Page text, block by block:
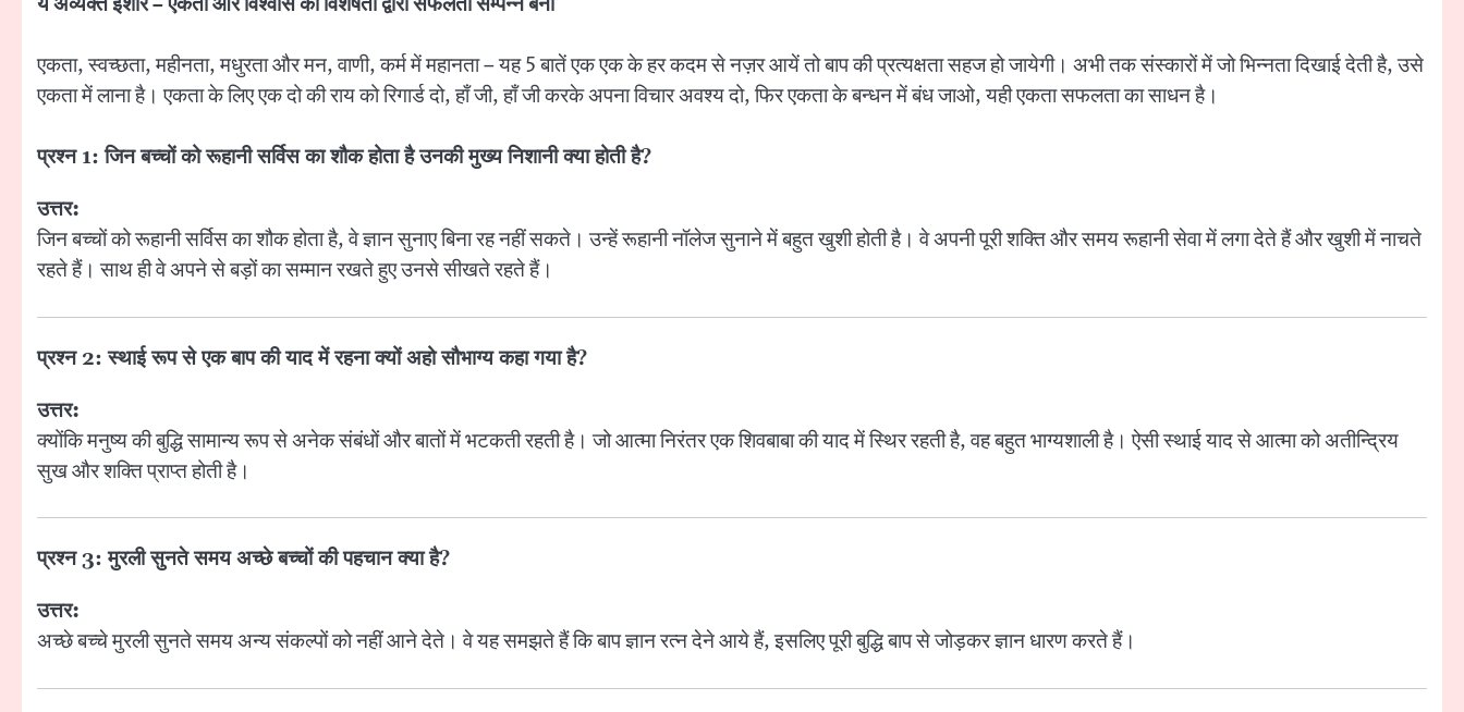
एकता, स्वच्छता, महीनता, मधुरता और मन, वाणी, कर्म में महानता – यह 5 बातें एक एक के हर कदम से नज़र आयें तो बाप की प्रत्यक्षता सहज हो जायेगी। अभी तक संस्कारों में जो भिन्नता दिखाई देती है, उसे
एकता में लाना है। एकता के लिए एक दो की राय को रिगार्ड दो, हाँ जी, हाँ जी करके अपना विचार अवश्य दो, फिर एकता के बन्धन में बंध जाओ, यही एकता सफलता का साधन है।
प्रश्न 1: जिन बच्चों को रूहानी सर्विस का शौक होता है उनकी मुख्य निशानी क्या होती है?
उत्तर:
जिन बच्चों को रूहानी सर्विस का शौक होता है, वे ज्ञान सुनाए बिना रह नहीं सकते। उन्हें रूहानी नॉलेज सुनाने में बहुत खुशी होती है। वे अपनी पूरी शक्ति और समय रूहानी सेवा में लगा देते हैं और खुशी में नाचते
रहते हैं। साथ ही वे अपने से बड़ों का सम्मान रखते हुए उनसे सीखते रहते हैं।
प्रश्न 2: स्थाई रूप से एक बाप की याद में रहना क्यों अहो सौभाग्य कहा गया है?
उत्तर:
क्योंकि मनुष्य की बुद्धि सामान्य रूप से अनेक संबंधों और बातों में भटकती रहती है। जो आत्मा निरंतर एक शिवबाबा की याद में स्थिर रहती है, वह बहुत भाग्यशाली है। ऐसी स्थाई याद से आत्मा को अतीन्द्रिय
सुख और शक्ति प्राप्त होती है।
प्रश्न 3: मुरली सुनते समय अच्छे बच्चों की पहचान क्या है?
उत्तर:
अच्छे बच्चे मुरली सुनते समय अन्य संकल्पों को नहीं आने देते। वे यह समझते हैं कि बाप ज्ञान रत्न देने आये हैं, इसलिए पूरी बुद्धि बाप से जोड़कर ज्ञान धारण करते हैं।